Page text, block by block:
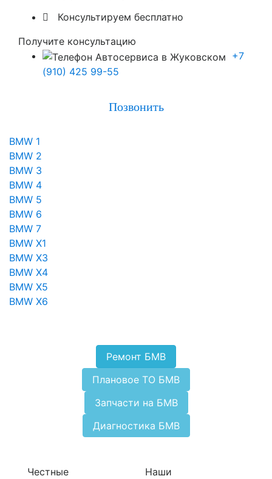
 Консультируем бесплатно
Получите консультацию
+7
(910) 425 99-55
Позвонить
BMW 1
BMW 2
BMW 3
BMW 4
BMW 5
BMW 6
BMW 7
BMW X1
BMW X3
BMW X4
BMW X5
BMW X6
Ремонт БМВ
Плановое ТО БМВ
Запчасти на БМВ
Диагностика БМВ
Честные
Наши